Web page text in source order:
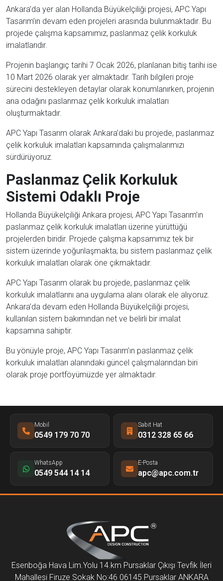
Ankara’da yer alan Hollanda Büyükelçiliği projesi, APC Yapı
Tasarım’ın devam eden projeleri arasında bulunmaktadır. Bu
projede çalışma kapsamımız, paslanmaz çelik korkuluk
imalatlarıdır.
Projenin başlangıç tarihi 7 Ocak 2026, planlanan bitiş tarihi ise
10 Mart 2026 olarak yer almaktadır. Tarih bilgileri proje
sürecini destekleyen detaylar olarak konumlanırken, projenin
ana odağını paslanmaz çelik korkuluk imalatları
oluşturmaktadır.
APC Yapı Tasarım olarak Ankara’daki bu projede, paslanmaz
çelik korkuluk imalatları kapsamında çalışmalarımızı
sürdürüyoruz.
Paslanmaz Çelik Korkuluk
Sistemi Odaklı Proje
Hollanda Büyükelçiliği Ankara projesi, APC Yapı Tasarım’ın
paslanmaz çelik korkuluk imalatları üzerine yürüttüğü
projelerden biridir. Projede çalışma kapsamımız tek bir
sistem üzerinde yoğunlaşmakta; bu sistem paslanmaz çelik
korkuluk imalatları olarak öne çıkmaktadır.
APC Yapı Tasarım olarak bu projede, paslanmaz çelik
korkuluk imalatlarını ana uygulama alanı olarak ele alıyoruz.
Ankara’da devam eden Hollanda Büyükelçiliği projesi,
kullanılan sistem bakımından net ve belirli bir imalat
kapsamına sahiptir.
Bu yönüyle proje, APC Yapı Tasarım’ın paslanmaz çelik
korkuluk imalatları alanındaki güncel çalışmalarından biri
olarak proje portföyümüzde yer almaktadır.
Mobil
0549 179 70 70
Sabit Hat
0312 328 65 66
WhatsApp
0549 544 14 14
E-Posta
apc@apc.com.tr
Esenboğa Hava Lim.Yolu 14.km Pursaklar Çıkışı Tevfik İleri
Mahallesi Firuze Sokak No:46 06145 Pursaklar ANKARA